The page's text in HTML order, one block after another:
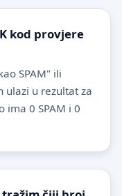
kod provjere
SPAM" ili
ulazi u rezultat za
ima 0 SPAM i 0